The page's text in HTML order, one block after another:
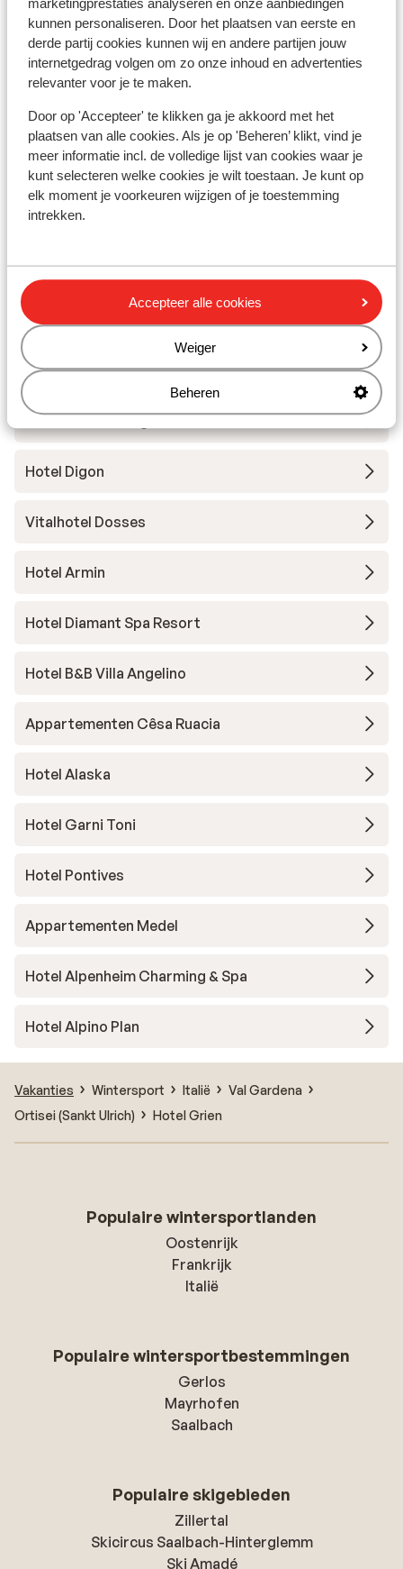
marketingprestaties analyseren en onze aanbiedingen
kunnen personaliseren. Door het plaatsen van eerste en
derde partij cookies kunnen wij en andere partijen jouw
internetgedrag volgen om zo onze inhoud en advertenties
relevanter voor je te maken.
Door op 'Accepteer' te klikken ga je akkoord met het
plaatsen van alle cookies. Als je op 'Beheren’ klikt, vind je
meer informatie incl. de volledige lijst van cookies waar je
kunt selecteren welke cookies je wilt toestaan. Je kunt op
elk moment je voorkeuren wijzigen of je toestemming
intrekken.
Accepteer alle cookies
Weiger
Beheren
Skipas, -les en verhuur
Skipas
Skilessen
Skimateriaal
Gardena
Hotel Scherlin
Hotel Ingram
Hotel Pozzamanigoni
Hotel Digon
Vitalhotel Dosses
Hotel Armin
Hotel Diamant Spa Resort
Hotel B&B Villa Angelino
Appartementen Cêsa Ruacia
Hotel Alaska
Hotel Garni Toni
Hotel Pontives
Appartementen Medel
Hotel Alpenheim Charming & Spa
Hotel Alpino Plan
Vakanties Wintersport Italië
Val Gardena
Ortisei (Sankt Ulrich)
Hotel Grien
Populaire wintersportlanden
Oostenrijk
Frankrijk
Italië
Populaire wintersportbestemmingen
Gerlos
Mayrhofen
Saalbach
Populaire skigebieden
Zillertal
Skicircus Saalbach-Hinterglemm
Ski Amadé